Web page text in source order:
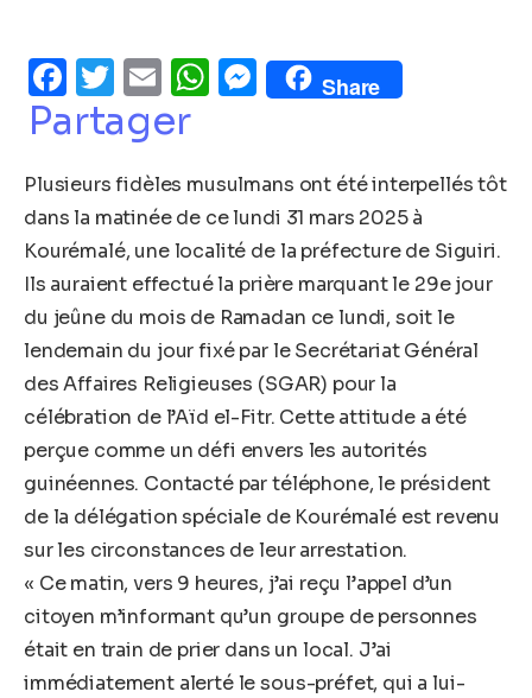
Facebook
Twitter
EmailWhatsApp
Messenger
Share
Partager
Plusieurs fidèles musulmans ont été interpellés tôt
dans la matinée de ce lundi 31 mars 2025 à
Kourémalé, une localité de la préfecture de Siguiri.
Ils auraient effectué la prière marquant le 29e jour
du jeûne du mois de Ramadan ce lundi, soit le
lendemain du jour fixé par le Secrétariat Général
des Affaires Religieuses (SGAR) pour la
célébration de l’Aïd el-Fitr. Cette attitude a été
perçue comme un défi envers les autorités
guinéennes. Contacté par téléphone, le président
de la délégation spéciale de Kourémalé est revenu
sur les circonstances de leur arrestation.
« Ce matin, vers 9 heures, j’ai reçu l’appel d’un
citoyen m’informant qu’un groupe de personnes
était en train de prier dans un local. J’ai
immédiatement alerté le sous-préfet, qui a lui-